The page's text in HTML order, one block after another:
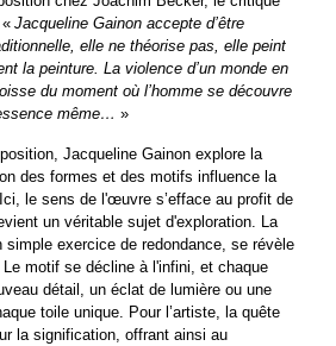
Jacqueline Gainon accepte d’être
elle ne théorise pas, elle peint
la peinture. La violence d’un monde en
du moment où l’homme se découvre
même… »
Jacqueline Gainon explore la
des formes et des motifs influence la
le sens de l'œuvre s’efface au profit de
un véritable sujet d'exploration. La
simple exercice de redondance, se révèle
motif se décline à l'infini, et chaque
détail, un éclat de lumière ou une
toile unique. Pour l’artiste, la quête
la signification, offrant ainsi au